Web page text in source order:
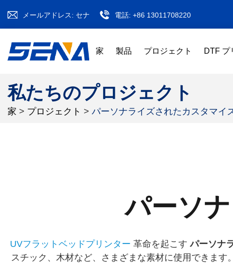
メールアドレス: セナ 電話: +86 13011708220
家 製品 プロジェクト DTF プ
私たちのプロジェクト
家 > プロジェクト > パーソナライズされたカスタマイ
パーソ
UVフラットベッドプリンター 革命を起こすパーソナ
スチック、木材など、さまざまな素材に使用できます